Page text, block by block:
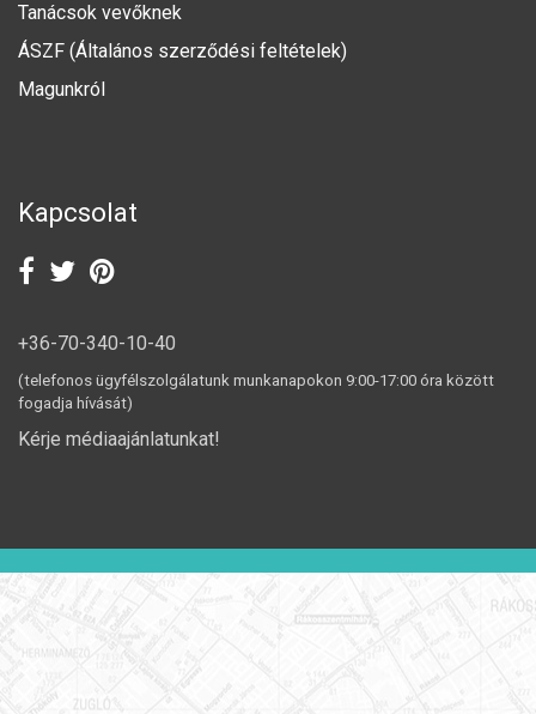
Tanácsok vevőknek
ÁSZF (Általános szerződési feltételek)
Magunkról
Kapcsolat
+36-70-340-10-40
(telefonos ügyfélszolgálatunk munkanapokon 9:00-17:00 óra között
fogadja hívását)
Kérje médiaajánlatunkat!